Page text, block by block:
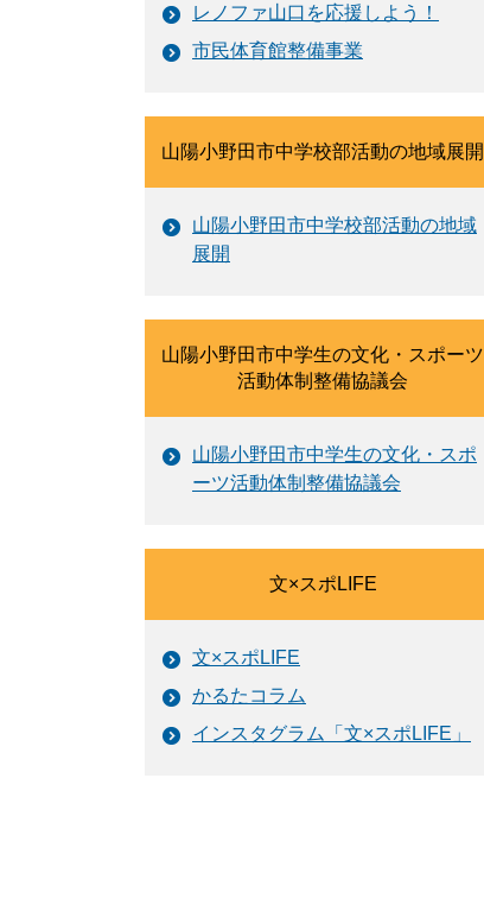
レノファ山口を応援しよう！
市民体育館整備事業
山陽小野田市中学校部活動の地域展開
山陽小野田市中学校部活動の地域
展開
山陽小野田市中学生の文化・スポーツ
活動体制整備協議会
山陽小野田市中学生の文化・スポ
ーツ活動体制整備協議会
文×スポLIFE
文×スポLIFE
かるたコラム
インスタグラム「文×スポLIFE」